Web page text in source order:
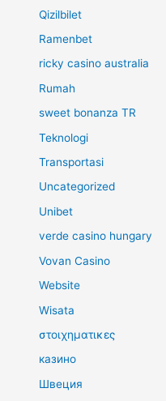
Qizilbilet
Ramenbet
ricky casino australia
Rumah
sweet bonanza TR
Teknologi
Transportasi
Uncategorized
Unibet
verde casino hungary
Vovan Casino
Website
Wisata
στοιχηματικες
казино
Швеция